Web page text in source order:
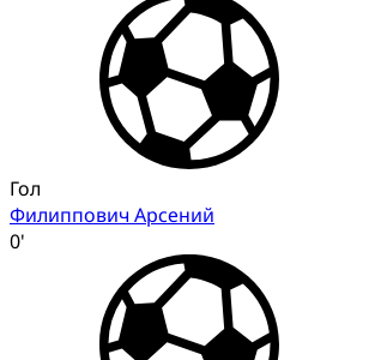
Гол
Филиппович Арсений
0'